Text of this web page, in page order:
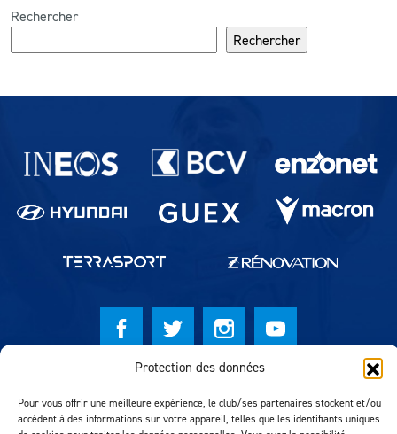
Protection des données
Pour vous offrir une meilleure expérience, le club/ses partenaires stockent et/ou
accèdent à des informations sur votre appareil, telles que les identifiants uniques
Rechercher
Rechercher
Partenaires du lausanne-Sport
Réalisation MTM Agency